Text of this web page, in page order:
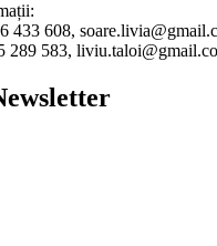
433 608,
289 583,